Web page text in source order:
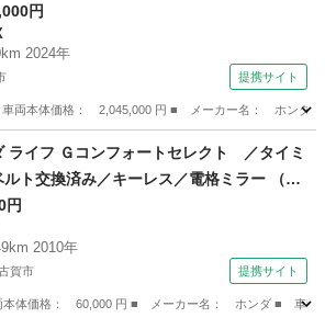
Ｖ ワンオーナー 両側パワースライドド
ダセンシング ＥＴＣ シートヒータ
ルシフト ステアリングスイッチ ハー
ーシート バックカメラ ＬＥＤ （検9.1
円
2024年
提携サイト
両本体価格： 2,045,000 円 ■ メーカー名： ホンダ
BOX
ライフ Ｇコンフォートセレクト ／タイミ
ルト交換済み／キーレス／電格ミラー （検
円
2010年
賀市 提携サイト
体価格： 60,000 円 ■ メーカー名： ホンダ ■ 車種